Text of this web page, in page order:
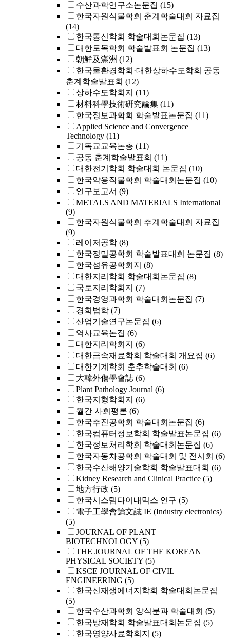
수산과학연구소논문집 (15)
한국자원식물학회 춘계학술대회 자료집
(14)
한국통신학회 학술대회논문집 (13)
대한토목학회 학술발표회 논문집 (13)
朝鮮及滿洲 (12)
한국물환경학회·대한상하수도학회 공동
춘계학술발표회 (12)
상하수도학회지 (11)
材料科學技術硏究論集 (11)
한국정보과학회 학술발표논문집 (11)
Applied Science and Convergence
Technology (11)
기독교교육논총 (11)
공동 춘계학술발표회 (11)
대한전기학회 학술대회 논문집 (10)
한국약용작물학회 학술대회논문집 (10)
연구보고서 (9)
METALS AND MATERIALS International
(9)
한국자원식물학회 추계학술대회 자료집
(9)
레이저공학 (8)
한국정밀공학회 학술발표대회 논문집 (8)
한국섬유공학회지 (8)
대한지리학회 학술대회논문집 (8)
국토지리학회지 (7)
한국경영과학회 학술대회논문집 (7)
경희법학 (7)
산업기술연구논문집 (6)
역사교육논집 (6)
대한지리학회지 (6)
대한금속재료학회 학술대회 개요집 (6)
대한기계학회 춘추학술대회 (6)
大韓外傷學會誌 (6)
Plant Pathology Journal (6)
한국지형학회지 (6)
월간 사회평론 (6)
한국추진공학회 학술대회논문집 (6)
한국컴퓨터정보학회 학술발표논문집 (6)
한국정보처리학회 학술대회논문집 (6)
한국자동차공학회 학술대회 및 전시회 (6)
한국수산해양기술학회 학술발표대회 (6)
Kidney Research and Clinical Practice (5)
地方行政 (5)
한국시스템다이내믹스 연구 (5)
電子工學會論文誌 IE (Industry electronics)
(5)
JOURNAL OF PLANT
BIOTECHNOLOGY (5)
THE JOURNAL OF THE KOREAN
PHYSICAL SOCIETY (5)
KSCE JOURNAL OF CIVIL
ENGINEERING (5)
한국신재생에너지학회 학술대회논문집
(5)
한국수산과학회 양식분과 학술대회 (5)
한국방재학회 학술발표대회논문집 (5)
한국영양사료학회지 (5)